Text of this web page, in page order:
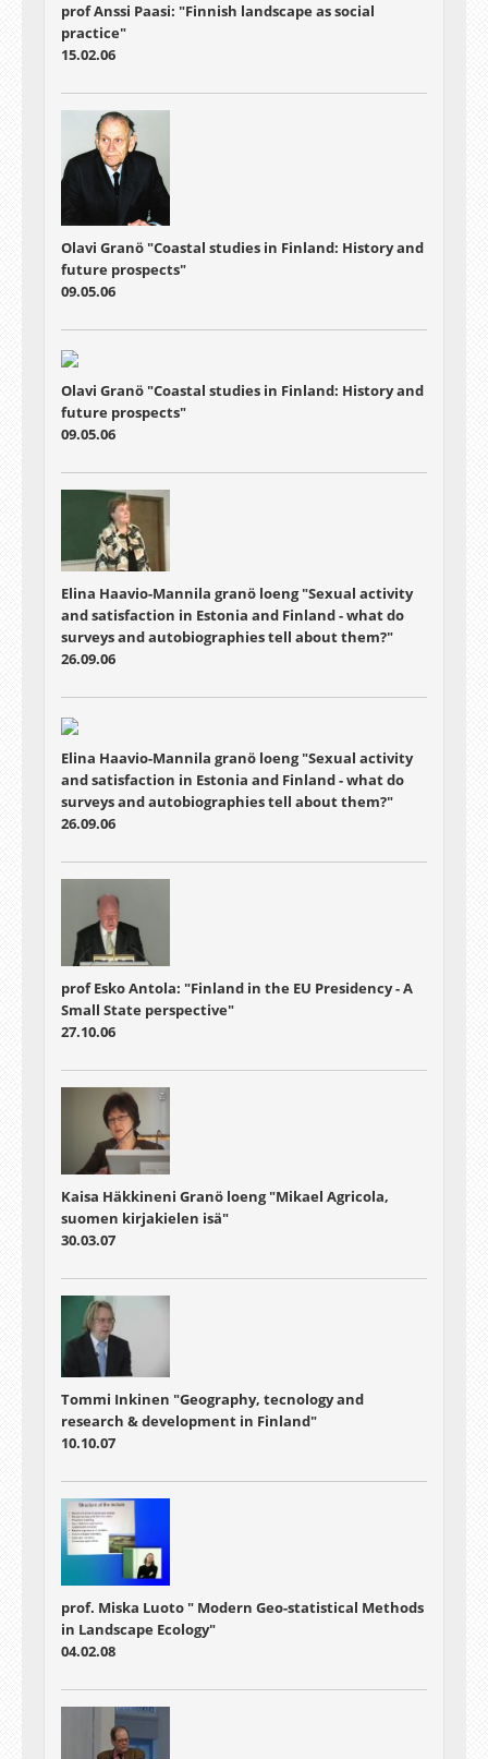
prof Anssi Paasi: "Finnish landscape as social
practice"
15.02.06
Olavi Granö "Coastal studies in Finland: History and
future prospects"
09.05.06
Olavi Granö "Coastal studies in Finland: History and
future prospects"
09.05.06
Elina Haavio-Mannila granö loeng "Sexual activity
and satisfaction in Estonia and Finland - what do
surveys and autobiographies tell about them?"
26.09.06
Elina Haavio-Mannila granö loeng "Sexual activity
and satisfaction in Estonia and Finland - what do
surveys and autobiographies tell about them?"
26.09.06
prof Esko Antola: "Finland in the EU Presidency - A
Small State perspective"
27.10.06
Kaisa Häkkineni Granö loeng "Mikael Agricola,
suomen kirjakielen isä"
30.03.07
Tommi Inkinen "Geography, tecnology and
research & development in Finland"
10.10.07
prof. Miska Luoto " Modern Geo-statistical Methods
in Landscape Ecology"
04.02.08